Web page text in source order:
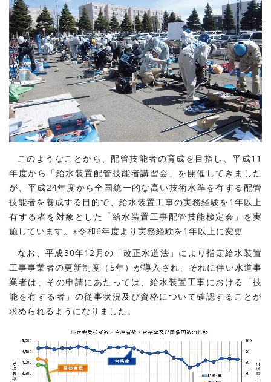
このようなことから、配管技能者の育成を目指し、平成11
年度から「給水装置配管技能者講習会」を開催してきました
が、平成24年度から全国統一的な高い技術水準を有する配管
技能者を養成する目的で、給水装置工事の実務経験を1年以上
有する者を対象とした「給水装置工事配管技能検定会」を実
施しています。※令和6年度より実務経験を1年以上に変更
なお、平成30年12月の「改正水道法」により指定給水装置
工事事業者の更新制度（5年）が導入され、それに伴い水道事
業者は、その申請にあたっては、給水装置工事における「技
能を有する者」の従事状況及び資格について確認することが
求められるようになりました。